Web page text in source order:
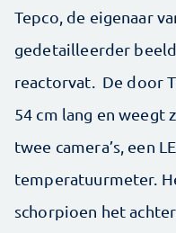
Tepco, de eigenaar
gedetailleerder
reactorvat. De door
54 cm lang en weegt
twee camera’s, een
temperatuurmeter.
schorpioen het